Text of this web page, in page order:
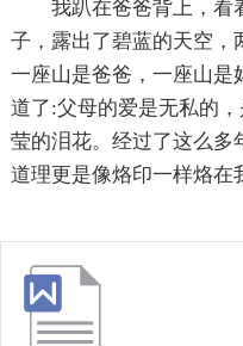
我趴在爸爸背上，看
子，露出了碧蓝的天空，
一座山是爸爸，一座山是
道了:父母的爱是无私的
莹的泪花。经过了这么多
道理更是像烙印一样烙